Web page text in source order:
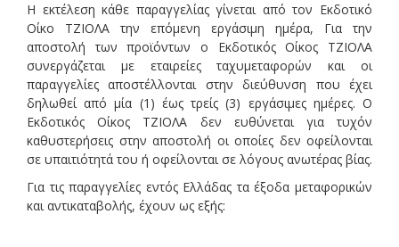
Η εκτέλεση κάθε παραγγελίας γίνεται από τον Εκδοτικό
Οίκο ΤΖΙΟΛΑ την επόμενη εργάσιμη ημέρα,
Για την
αποστολή των προϊόντων ο Εκδοτικός Οίκος ΤΖΙΟΛΑ
συνεργάζεται με εταιρείες ταχυμεταφορών και οι
παραγγελίες αποστέλλονται στην διεύθυνση που έχει
δηλωθεί από μία (1) έως τρείς (3) εργάσιμες ημέρες. Ο
Εκδοτικός Οίκος ΤΖΙΟΛΑ δεν ευθύνεται για τυχόν
καθυστερήσεις στην αποστολή οι οποίες δεν οφείλονται
σε υπαιτιότητά του ή οφείλονται σε λόγους ανωτέρας βίας.
Για τις παραγγελίες εντός Ελλάδας τα έξοδα μεταφορικών
και αντικαταβολής, έχουν ως εξής: